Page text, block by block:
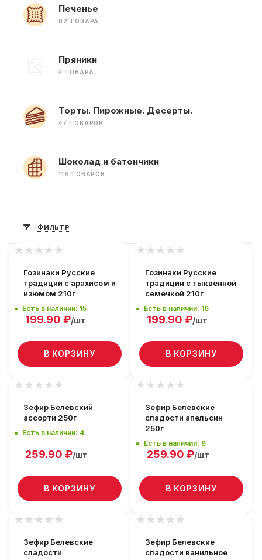
Печенье
82 ТОВАРА
Пряники
4 ТОВАРА
Торты. Пирожные. Десерты.
47 ТОВАРОВ
Шоколад и батончики
118 ТОВАРОВ
ФИЛЬТР
Гозинаки Русские
традиции с арахисом и
изюмом 210г
Есть в наличии: 15
199.90 ₽/шт
В КОРЗИНУ
Гозинаки Русские
традиции с тыквенной
семечкой 210г
Есть в наличии: 16
199.90 ₽/шт
В КОРЗИНУ
Зефир Белевский
ассорти 250г
Есть в наличии: 4
259.90 ₽/шт
В КОРЗИНУ
Зефир Белевские
сладости апельсин
250г
Есть в наличии: 8
259.90 ₽/шт
В КОРЗИНУ
Зефир Белевские
сладости
Зефир Белевские
сладости ванильное